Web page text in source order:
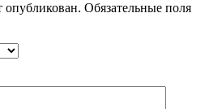
опубликован. Обязательные поля